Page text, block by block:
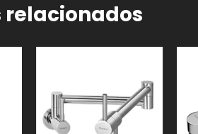
relacionados